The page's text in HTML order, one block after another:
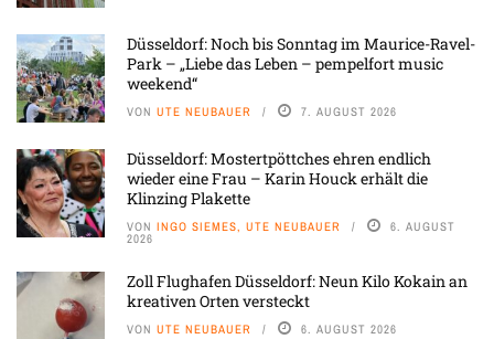
Düsseldorf: Noch bis Sonntag im Maurice-Ravel-
Park – „Liebe das Leben – pempelfort music
weekend“
VON UTE NEUBAUER 7. AUGUST 2026
Düsseldorf: Mostertpöttches ehren endlich
wieder eine Frau – Karin Houck erhält die
Klinzing Plakette
VON INGO SIEMES, UTE NEUBAUER 6. AUGUST
2026
Zoll Flughafen Düsseldorf: Neun Kilo Kokain an
kreativen Orten versteckt
VON UTE NEUBAUER 6. AUGUST 2026